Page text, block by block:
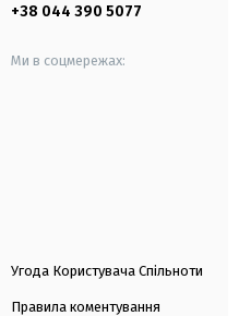
+38 044 390 5077
Ми в соцмережах:
Угода Користувача Спільноти
Правила коментування